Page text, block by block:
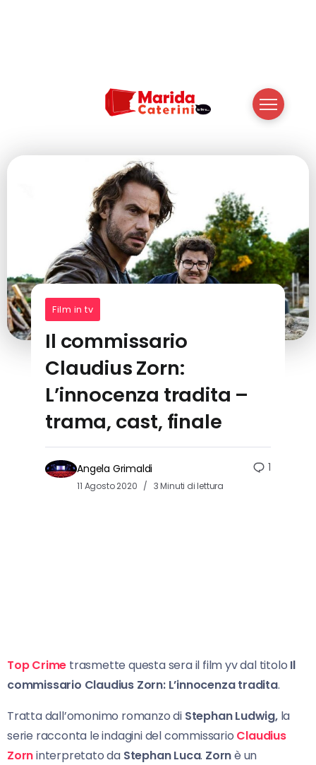
Film in tv
Il commissario
Claudius Zorn:
L’innocenza tradita –
trama, cast, finale
Angela Grimaldi
11 Agosto 2020 3 Minuti di lettura
1
Top Crime trasmette questa sera il film yv dal titolo Il
commissario Claudius Zorn: L’innocenza tradita.
Tratta dall’omonimo romanzo di Stephan Ludwig,la
serie racconta le indagini del commissario Claudius
Zorninterpretato da Stephan Luca. Zornè un